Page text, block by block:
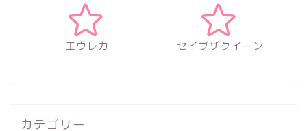
エウレカ セイブザクイーン
カテゴリー